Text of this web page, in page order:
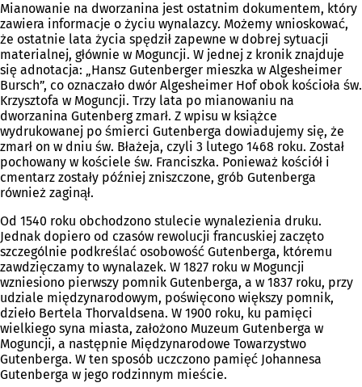
Mianowanie na dworzanina jest ostatnim dokumentem, który
zawiera informacje o życiu wynalazcy. Możemy wnioskować,
że ostatnie lata życia spędził zapewne w dobrej sytuacji
materialnej, głównie w Moguncji. W jednej z kronik znajduje
się adnotacja: „Hansz Gutenberger mieszka w Algesheimer
Bursch”, co oznaczało dwór Algesheimer Hof obok kościoła św.
Krzysztofa w Moguncji. Trzy lata po mianowaniu na
dworzanina Gutenberg zmarł. Z wpisu w książce
wydrukowanej po śmierci Gutenberga dowiadujemy się, że
zmarł on w dniu św. Błażeja, czyli 3 lutego 1468 roku. Został
pochowany w kościele św. Franciszka. Ponieważ kościół i
cmentarz zostały później zniszczone, grób Gutenberga
również zaginął.
Od 1540 roku obchodzono stulecie wynalezienia druku.
Jednak dopiero od czasów rewolucji francuskiej zaczęto
szczególnie podkreślać osobowość Gutenberga, któremu
zawdzięczamy to wynalazek. W 1827 roku w Moguncji
wzniesiono pierwszy pomnik Gutenberga, a w 1837 roku, przy
udziale międzynarodowym, poświęcono większy pomnik,
dzieło Bertela Thorvaldsena. W 1900 roku, ku pamięci
wielkiego syna miasta, założono Muzeum Gutenberga w
Moguncji, a następnie Międzynarodowe Towarzystwo
Gutenberga. W ten sposób uczczono pamięć Johannesa
Gutenberga w jego rodzinnym mieście.